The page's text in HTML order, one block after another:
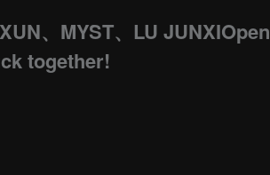
、MYST、LU JUNXIOpen
together!